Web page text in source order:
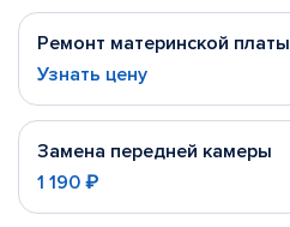
Ремонт материнской платы
Узнать цену
Замена передней камеры
1 190 ₽